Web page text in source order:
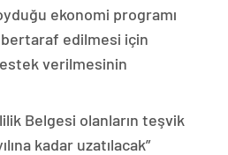
ekonomi programı
edilmesi için
verilmesinin
Belgesi olanların teşvik
kadar uzatılacak”